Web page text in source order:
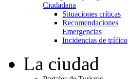
Ciudadana
Situaciones críticas
Recomendaciones
Emergencias
Incidencias de tráfico
La ciudad